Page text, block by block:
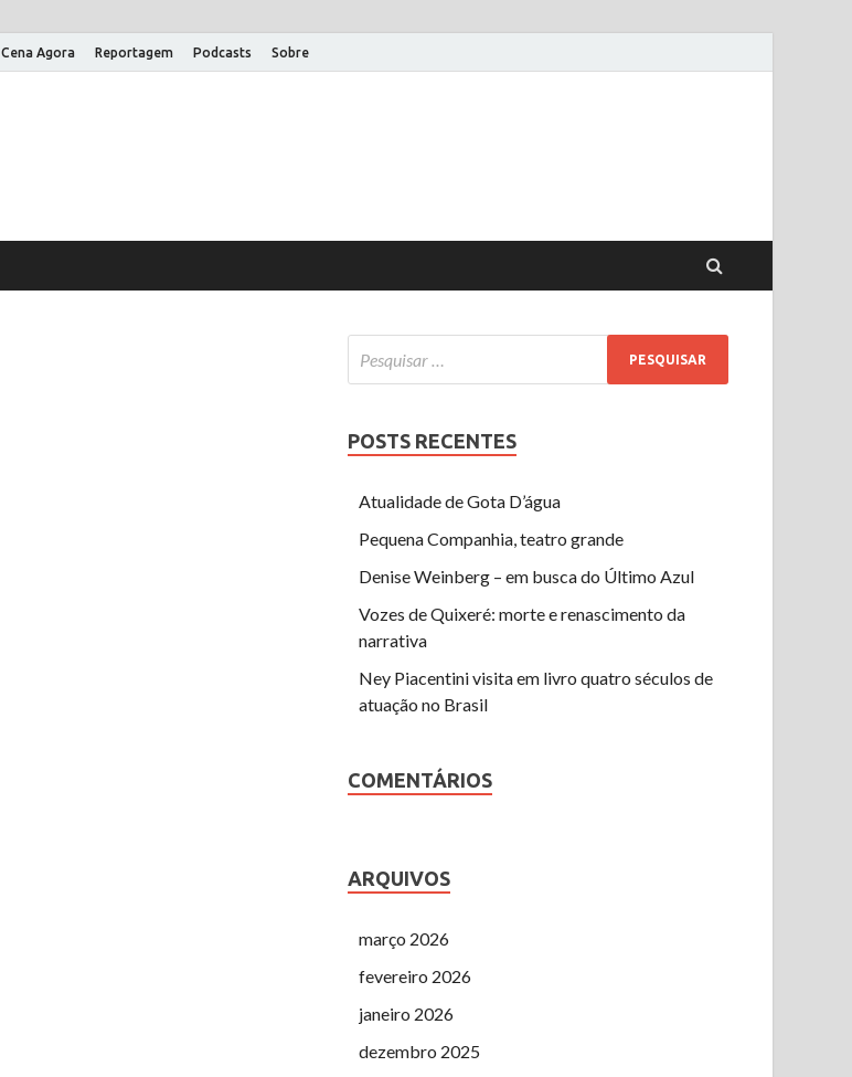
Cena Agora Reportagem Podcasts Sobre
POSTS RECENTES
Atualidade de Gota D’água
Pequena Companhia, teatro grande
Denise Weinberg – em busca do Último Azul
Vozes de Quixeré: morte e renascimento da
narrativa
Ney Piacentini visita em livro quatro séculos de
atuação no Brasil
COMENTÁRIOS
ARQUIVOS
março 2026
fevereiro 2026
janeiro 2026
dezembro 2025